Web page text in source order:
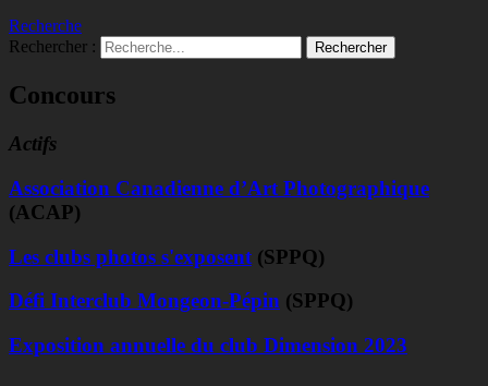
Recherche
Rechercher :
Concours
Actifs
Association Canadienne d’Art Photographique
(ACAP)
Les clubs photos s'exposent (SPPQ)
Défi Interclub Mongeon-Pépin (SPPQ)
Exposition annuelle du club Dimension 2023